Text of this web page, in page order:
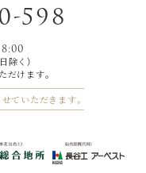
598
除く）
だけます｡
ていただきます。